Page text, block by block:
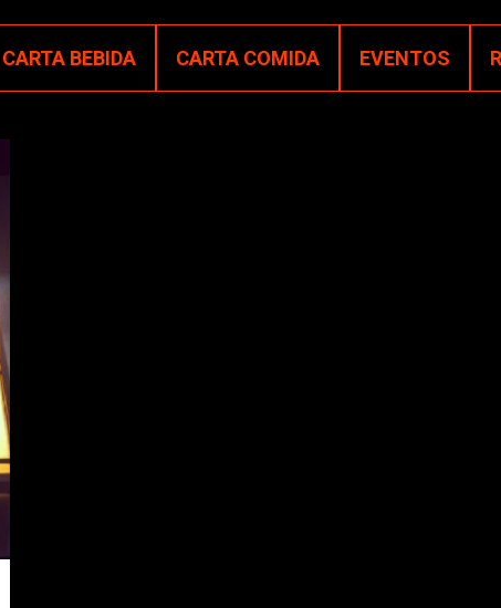
CARTA BEBIDA CARTA COMIDA EVENTOS